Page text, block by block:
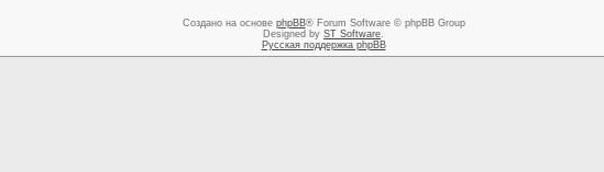
Создано на основе phpBB® Forum Software © phpBB Group
Designed by ST Software.
Русская поддержка phpBB